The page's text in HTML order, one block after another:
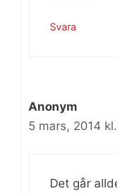
Svara
Anonym
5 mars, 2014
Det går